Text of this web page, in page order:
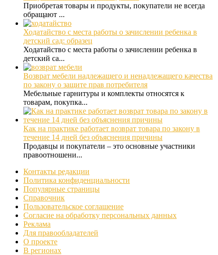
Приобретая товары и продукты, покупатели не всегда
обращают ...
Ходатайство с места работы о зачислении ребенка в
детский сад: образец
Ходатайство с места работы о зачислении ребенка в
детский са...
Возврат мебели надлежащего и ненадлежащего качества
по закону о защите прав потребителя
Мебельные гарнитуры и комплекты относятся к
товарам, покупка...
Как на практике работает возврат товара по закону в
течение 14 дней без объяснения причины
Продавцы и покупатели – это основные участники
правоотношени...
Контакты редакции
Политика конфиденциальности
Популярные страницы
Справочник
Пользовательское соглашение
Согласие на обработку персональных данных
Реклама
Для правообладателей
О проекте
В регионах